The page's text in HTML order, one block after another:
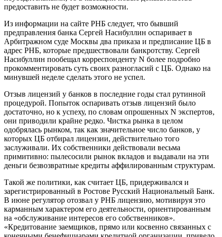
предоставить не будет возможности.
Из информации на сайте РНБ следует, что бывший
предправления банка Сергей Насибуллин оспаривает в
Арбитражном суде Москвы два приказа и предписание ЦБ в
адрес РНБ, которые предшествовали банкротству. Сергей
Насибуллин пообещал корреспонденту N более подробно
прокомментировать суть своих разногласий с ЦБ. Однако на
минувшей неделе сделать этого не успел.
Отзыв лицензий у банков в последние годы стал рутинной
процедурой. Попыток оспаривать отзыв лицензий было
достаточно, но к успеху, по словам опрошенных N экспертов,
они приводили крайне редко. Чистка рынка в целом
одобрялась рынком, так как значительное число банков, у
которых ЦБ отбирал лицензии, действительно того
заслуживали. Их собственники действовали весьма
примитивно: пылесосили рынок вкладов и выдавали на эти
деньги безвозвратные кредиты аффилированным структурам.
Такой же политики, как считает ЦБ, придерживался и
зарегистрированный в Ростове Русский Национальный Банк.
В июне регулятор отозвал у РНБ лицензию, мотивируя это
карманным характером его деятельности, ориентированным
на «обслуживание интересов его собственников».
«Кредитование заемщиков, прямо или косвенно связанных с